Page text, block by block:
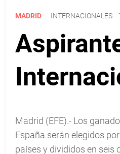
MADRID INTERNACIONALES-
Madrid (EFE).- Los
España serán elegidos
países y divididos en seis